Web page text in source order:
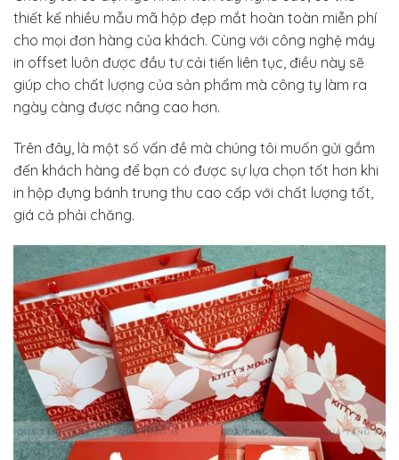
thiết kế nhiều mẫu mã hộp đẹp mắt hoàn toàn miễn phí
cho mọi đơn hàng của khách. Cùng với công nghệ máy
in offset luôn được đầu tư cải tiến liên tục, điều này sẽ
giúp cho chất lượng của sản phẩm mà công ty làm ra
ngày càng được nâng cao hơn.
Trên đây, là một số vấn đề mà chúng tôi muốn gửi gắm
đến khách hàng để bạn có được sự lựa chọn tốt hơn khi
in hộp đựng bánh trung thu cao cấp với chất lượng tốt,
giá cả phải chăng.